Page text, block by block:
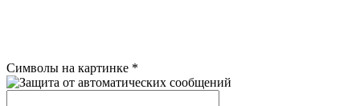
Символы на картинке *